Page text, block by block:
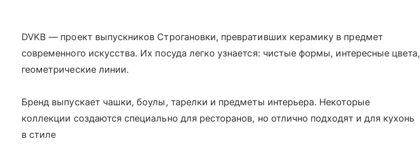
DVKB — проект выпускников Строгановки, превративших керамику в предмет
современного искусства. Их посуда легко узнается: чистые формы, интересные цвета,
геометрические линии.
Бренд выпускает чашки, боулы, тарелки и предметы интерьера. Некоторые
коллекции создаются специально для ресторанов, но отлично подходят и для кухонь
в стиле